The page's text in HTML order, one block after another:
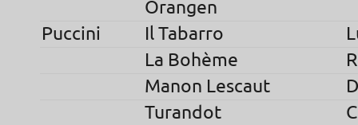
Orangen
Puccini Il Tabarro
La Bohème
Manon Lescaut
Turandot